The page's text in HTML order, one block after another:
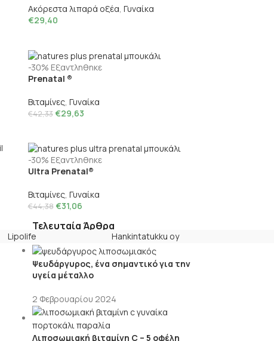
Ακόρεστα λιπαρά οξέα, Γυναίκα
€29,40
-30% Εξαντληθηκε
Prenatal ®
Βιταμίνες, Γυναίκα
€42,33 €29,63
-30% Εξαντληθηκε
Ultra Prenatal®
Βιταμίνες, Γυναίκα
€44,38 €31,06
Lipolife Hankintatukku oy
Τελευταία Άρθρα
Ψευδάργυρος, ένα σημαντικό για την
υγεία μέταλλο
2 Φεβρουαρίου 2024
Λιποσωμιακή βιταμίνη C – 5 οφέλη